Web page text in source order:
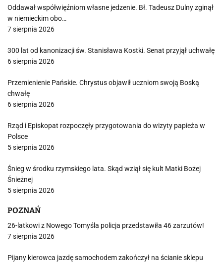
Oddawał współwięźniom własne jedzenie. Bł. Tadeusz Dulny zginął
w niemieckim obo…
7 sierpnia 2026
300 lat od kanonizacji św. Stanisława Kostki. Senat przyjął uchwałę
6 sierpnia 2026
Przemienienie Pańskie. Chrystus objawił uczniom swoją Boską
chwałę
6 sierpnia 2026
Rząd i Episkopat rozpoczęły przygotowania do wizyty papieża w
Polsce
5 sierpnia 2026
Śnieg w środku rzymskiego lata. Skąd wziął się kult Matki Bożej
Śnieżnej
5 sierpnia 2026
POZNAŃ
26-latkowi z Nowego Tomyśla policja przedstawiła 46 zarzutów!
7 sierpnia 2026
Pijany kierowca jazdę samochodem zakończył na ścianie sklepu